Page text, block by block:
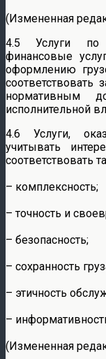
(Измененная
4.5 Услуги по
финансовые
оформлению
соответствовать
нормативным
исполнительной
4.6 Услуги,
учитывать
соответствовать
– комплексность;
– точность и
– безопасность;
– сохранность
– этичность
–
(Измененная